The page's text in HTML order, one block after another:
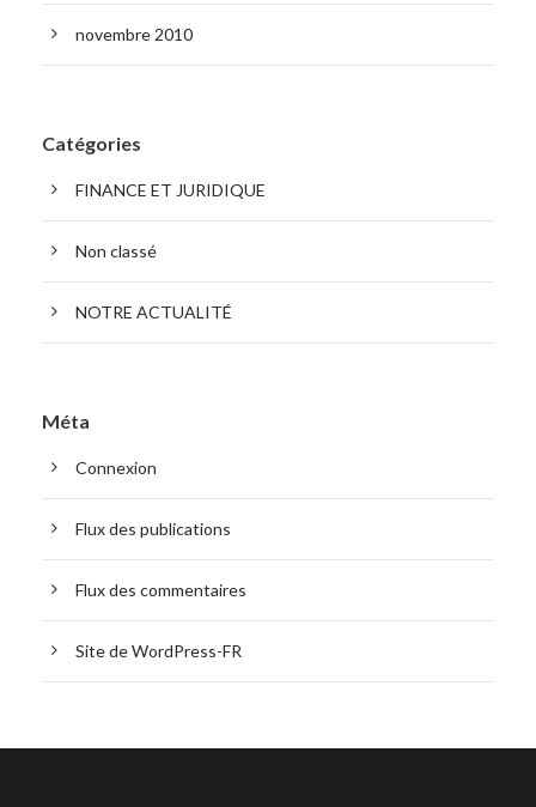
novembre 2010
Catégories
FINANCE ET JURIDIQUE
Non classé
NOTRE ACTUALITÉ
Méta
Connexion
Flux des publications
Flux des commentaires
Site de WordPress-FR